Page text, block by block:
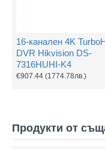
16-канален 4K
DVR Hikvision DS-
7316HUHI-K4
€907.44 (1774.78лв.)
Продукти от